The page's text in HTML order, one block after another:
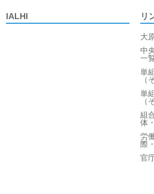
IALHI リ
大
中
一
単
（
単
（
組
体
労
際
官